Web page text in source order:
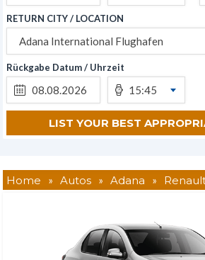
RETURN CITY / LOCATION
Adana International Flughafen
Rückgabe Datum / Uhrzeit
15:45
Home » Autos » Adana »